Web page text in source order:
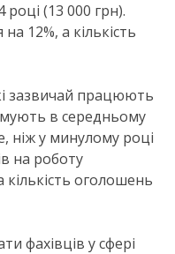
(13 000 грн).
на 12%, а кількість
зазвичай працюють
в середньому
ніж у минулому році
на роботу
оголошень
фахівців у сфері